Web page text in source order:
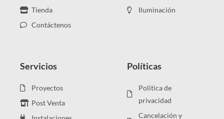
Tienda
Contáctenos
Iluminación
Servicios
Proyectos
Post Venta
Políticas
Politica de
privacidad
Cancelación y